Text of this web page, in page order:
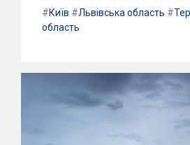
#Київ #Львівська область #
область